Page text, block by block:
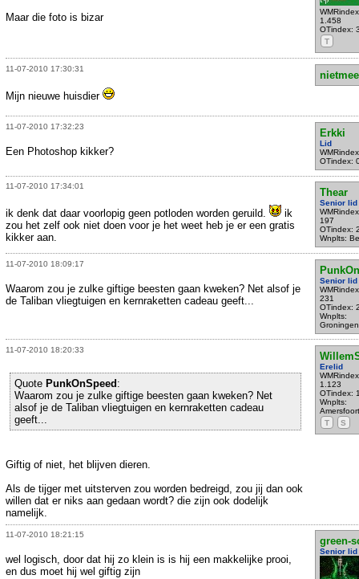
1.458
OTindex:
T
Maar die foto is bizar
11-07-2010 17:30:31
Mijn nieuwe huisdier
11-07-2010 17:32:23
Erkki
Lid
OTindex:
Een Photoshop kikker?
11-07-2010 17:34:01
Thear
Senior lid
197
OTindex:
Wnplts:
ik denk dat daar voorlopig geen potloden worden geruild.
ik
zou het zelf ook niet doen voor je het weet heb je er een gratis
kikker aan.
11-07-2010 18:09:17
Senior lid
231
OTindex:
Wnplts:
Groningen
Waarom zou je zulke giftige beesten gaan kweken? Net alsof je
de Taliban vliegtuigen en kernraketten cadeau geeft...
11-07-2010 18:20:33
Erelid
1.123
OTindex:
Wnplts:
Amersfoort
T
S
Quote PunkOnSpeed :
Waarom zou je zulke giftige beesten gaan kweken? Net
alsof je de Taliban vliegtuigen en kernraketten cadeau
geeft...
Giftig of niet, het blijven dieren.
Als de tijger met uitsterven zou worden bedreigd, zou jij dan ook
willen dat er niks aan gedaan wordt? die zijn ook dodelijk
namelijk.
11-07-2010 18:21:15
green-
Senior lid
wel logisch, door dat hij zo klein is is hij een makkelijke prooi,
en dus moet hij wel giftig zijn